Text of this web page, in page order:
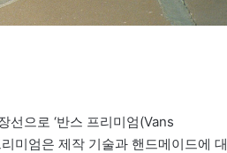
으로 ‘반스 프리미엄(Vans
미엄은 제작 기술과 핸드메이드에 대